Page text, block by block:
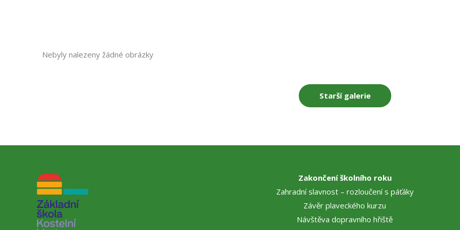
Nebyly nalezeny žádné obrázky
Starší galerie
Zakončení školního roku
Zahradní slavnost – rozloučení s páťáky
Závěr plaveckého kurzu
Návštěva dopravního hřiště